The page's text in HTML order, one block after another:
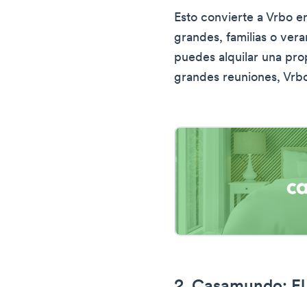
Esto convierte a Vrbo
grandes, familias o
puedes alquilar una
grandes reuniones,